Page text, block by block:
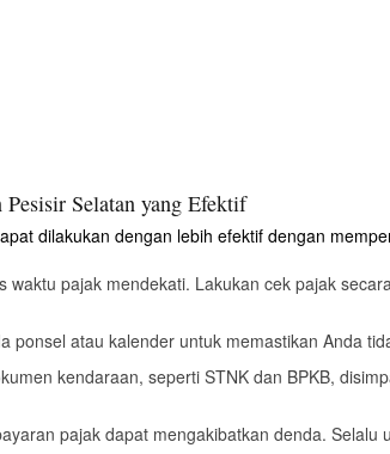
Selatan yang Efektif
dilakukan dengan lebih efektif dengan
waktu pajak mendekati. Lakukan cek pajak
ponsel atau kalender untuk memastikan Anda
kendaraan, seperti STNK dan BPKB,
pajak dapat mengakibatkan denda.